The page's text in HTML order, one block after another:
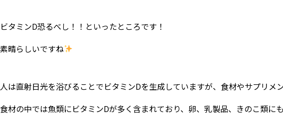
ビタミンD恐るべし！！といったところです！
素晴らしいですね
人は直射日光を浴びることでビタミンDを生成していますが、食材やサプリメ
食材の中では魚類にビタミンDが多く含まれており、卵、乳製品、きのこ類に